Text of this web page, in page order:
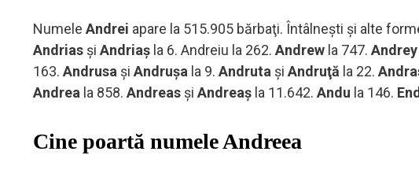
Numele Andrei apare la 515.905 bărbaţi. Întâlneşti şi alte
Andrias şi Andriaş la 6. Andreiu la 262. Andrew la 747. Andrey
163. Andrusa şi Andruşa la 9. Andruta şi Andruţă la 22.
Andrea la 858. Andreas şi Andreaş la 11.642. Andu la 146.
Cine poartă numele Andreea